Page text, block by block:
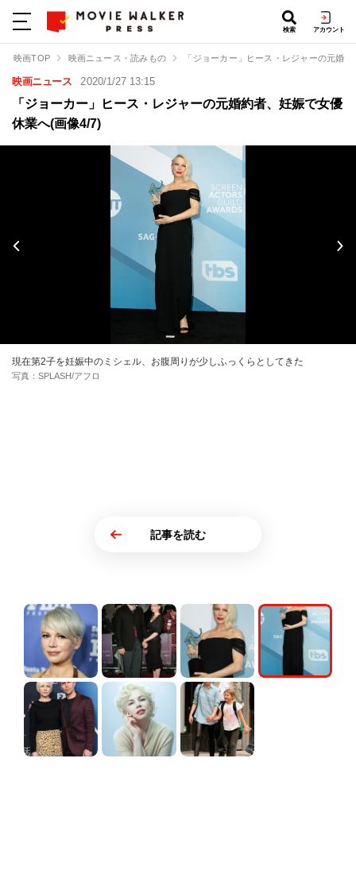
検索 アカウント
映画TOP 映画ニュース・読みもの 「ジョーカー」ヒース・レジャーの元婚
映画ニュース 2020/1/27 13:15
「ジョーカー」ヒース・レジャーの元婚約者、妊娠で女優
休業へ(画像4/7)
現在第2子を妊娠中のミシェル、お腹周りが少しふっくらとしてきた
写真：SPLASH/アフロ
記事を読む